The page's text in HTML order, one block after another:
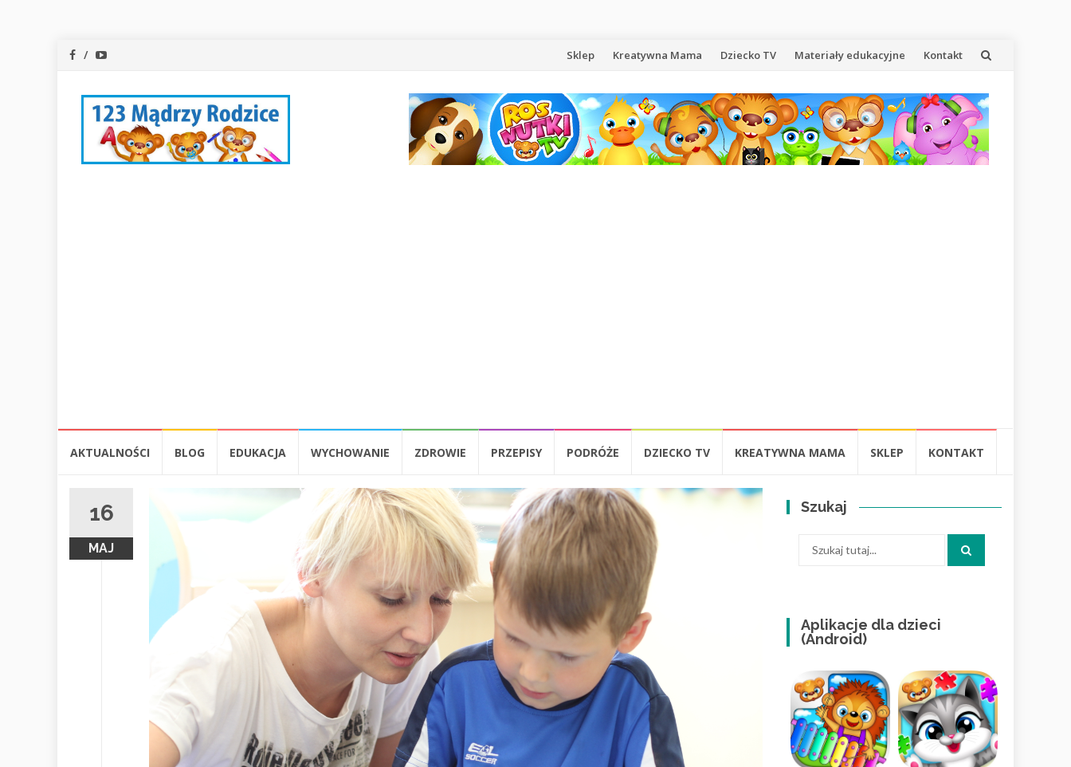
Przejdź
treści
Sklep Kreatywna Mama Dziecko TV Materiały edukacyjne Kontakt
AKTUALNOŚCI BLOG EDUKACJA WYCHOWANIE ZDROWIE PRZEPISY PODRÓŻE DZIECKO TV KREATYWNA MAMA SKLEP KONTAKT
16
MAJ
Szukaj
Aplikacje dla dzieci
(Android)